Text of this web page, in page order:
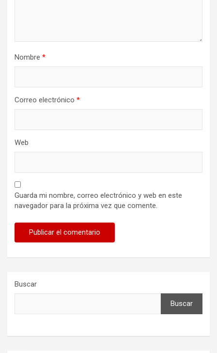
Nombre *
Correo electrónico *
Web
Guarda mi nombre, correo electrónico y web en este
navegador para la próxima vez que comente.
Buscar
Buscar